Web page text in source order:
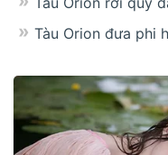
Tàu Orion đưa phi